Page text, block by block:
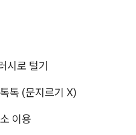
시로 털기
톡 (문지르기 X)
이용